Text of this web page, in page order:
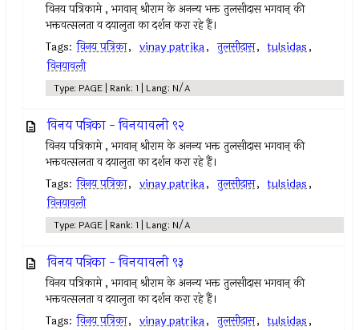
विनय पत्रिकामे , भगवान् श्रीराम के अनन्य भक्त तुलसीदास भगवान् की
भक्तवत्सलता व दयालुता का दर्शन करा रहे हैं।
Tags: विनय पत्रिका, vinay patrika, तुलसीदास, tulsidas,
विनयावली
Type: PAGE | Rank: 1 | Lang: N/A
विनय पत्रिका - विनयावली ९२
विनय पत्रिकामे , भगवान् श्रीराम के अनन्य भक्त तुलसीदास भगवान् की
भक्तवत्सलता व दयालुता का दर्शन करा रहे हैं।
Tags: विनय पत्रिका, vinay patrika, तुलसीदास, tulsidas,
विनयावली
Type: PAGE | Rank: 1 | Lang: N/A
विनय पत्रिका - विनयावली ९३
विनय पत्रिकामे , भगवान् श्रीराम के अनन्य भक्त तुलसीदास भगवान् की
भक्तवत्सलता व दयालुता का दर्शन करा रहे हैं।
Tags: विनय पत्रिका, vinay patrika, तुलसीदास, tulsidas,